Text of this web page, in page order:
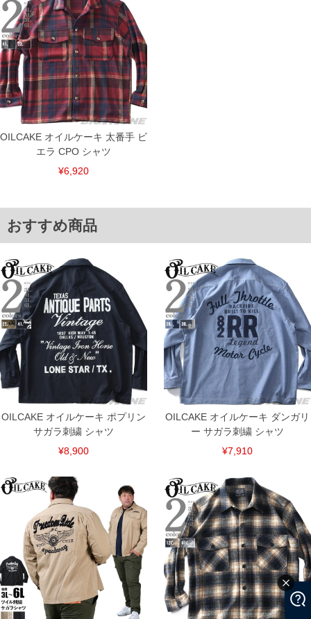
※【ボトムの裾上げをご希望の場合】
裾上げ料金は500円+税となります。
備考欄に股下●cmとご記入下さい。（裾上げ無料対象商品は1本につき税込6,000円以
上の品が対象。1本5,999円以下の商品は有料（500円+税）となります。）
出荷まで約1週間～20日間程お時間を頂く場合がございます。
尚、裾上げした商品は返品・交換不可となりますので、予めご了承下さい。
一部、お直しに対応出来ない商品がございます。(例：裾にファスナーや調節ひもが付
いている、極端なデザインが施されている等)
※商品によって若干のサイズの誤差がございます。また、お客様がご使用の環境（コ
ンピュータ画面）によって、商品の色味が若干異なる場合がございます。予めご了承
ください。
※当店での掲載商品は、実店鋪と在庫を共用しておりますので店頭での売り違い、店
舗からのお取り寄せ等により、お客様にご迷惑をお掛けしてしまう場合がございま
連絡させて頂きますので予めご了承ください。
ITEM INTRODUCTION
COLOR VARIATION
OILCAKE オイルケーキ 太番手 ビ
エラ CPO シャツ
¥6,920
おすすめ商品
OILCAKE オイルケーキ ポプリン
サガラ刺繍 シャツ
¥8,900
OILCAKE オイルケーキ ダンガリ
ー サガラ刺繍 シャツ
¥7,910